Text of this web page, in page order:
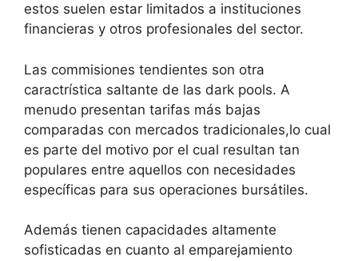
estos suelen estar limitados a instituciones
financieras y otros profesionales del sector.
Las commisiones tendientes son otra
caractrística saltante de las dark pools. A
menudo presentan tarifas más bajas
comparadas con mercados tradicionales,lo cual
es parte del motivo por el cual resultan tan
populares entre aquellos con necesidades
específicas para sus operaciones bursátiles.
Además tienen capacidades altamente
sofisticadas en cuanto al emparejamiento